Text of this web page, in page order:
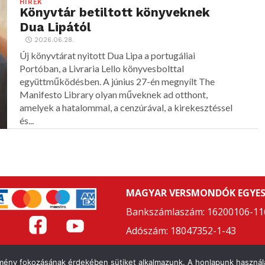
HÍREK
Könyvtár betiltott könyveknek
Dua Lipától
2026.06.28.
Új könyvtárat nyitott Dua Lipa a portugáliai
Portóban, a Livraria Lello könyvesbolttal
együttműködésben. A június 27-én megnyílt The
Manifesto Library olyan műveknek ad otthont,
amelyek a hatalommal, a cenzúrával, a kirekesztéssel
és...
MAGYAR VERSMONDÓK
Bankszámlaszám: 16200106-
Adószám: 18047352-1-43
ÁSZF ADATVÉDELMI NYILATKOZAT
fokozásának érdekében sütiket alkalmazunk. A honlapunk